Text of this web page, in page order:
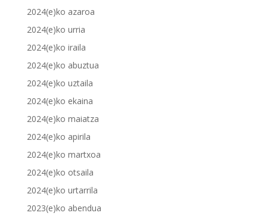
2024(e)ko azaroa
2024(e)ko urria
2024(e)ko iraila
2024(e)ko abuztua
2024(e)ko uztaila
2024(e)ko ekaina
2024(e)ko maiatza
2024(e)ko apirila
2024(e)ko martxoa
2024(e)ko otsaila
2024(e)ko urtarrila
2023(e)ko abendua